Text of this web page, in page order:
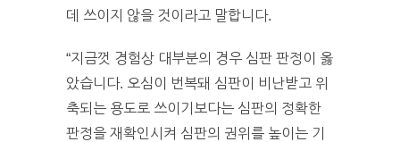
데 쓰이지 않을 것이라고 말합니다.
“지금껏 경험상 대부분의 경우 심판 판정이 옳
았습니다. 오심이 번복돼 심판이 비난받고 위
축되는 용도로 쓰이기보다는 심판의 정확한
판정을 재확인시켜 심판의 권위를 높이는 기